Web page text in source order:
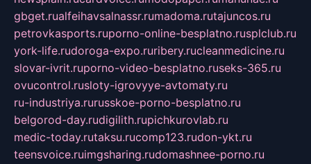
gbget.rualfeihavsalnassr.rumadoma.rutajuncos.ru
petrovkasports.ruporno-online-besplatno.rusplclub.ru
york-life.rudoroga-expo.ruribery.rucleanmedicine.ru
slovar-ivrit.ruporno-video-besplatno.ruseks-365.ru
ovucontrol.rusloty-igrovyye-avtomaty.ru
ru-industriya.rurusskoe-porno-besplatno.ru
belgorod-day.rudigilith.rupichkurovlab.ru
medic-today.rutaksu.rucomp123.rudon-ykt.ru
teensvoice.ruimgsharing.rudomashnee-porno.ru